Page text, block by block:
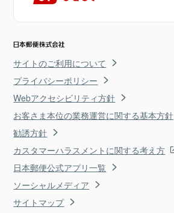
サイトのご利用について
プライバシーポリシー
Webアクセシビリティ方針
お客さま本位の業務運営に関する基本方針
勧誘方針
カスタマーハラスメントに関する考え方
日本郵便公式アプリ一覧
ソーシャルメディア
サイトマップ